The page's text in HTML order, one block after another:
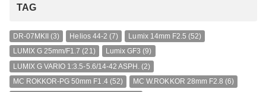
TAG
DR-07MKII(3) Helios 44-2 (7) Lumix 14mm F2.5 (52)
LUMIX G 25mm/F1.7 (21) Lumix GF3 (9)
LUMIX G VARIO 1:3.5-5.6/14-42 ASPH. (2)
MC ROKKOR-PG 50mm F1.4(52) MC W.ROKKOR 28mm F2.8 (6)